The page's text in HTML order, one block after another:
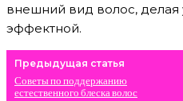
внешний вид волос,
эффектной.
Предыдущая статья
Советы по поддержанию
естественного блеска волос